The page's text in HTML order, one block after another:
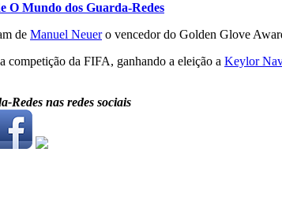
O Mundo dos Guarda-Redes
de Manuel Neuero vencedor do Golden Glove
competição da FIFA, ganhando a eleição a Keylor
Redes nas redes sociais